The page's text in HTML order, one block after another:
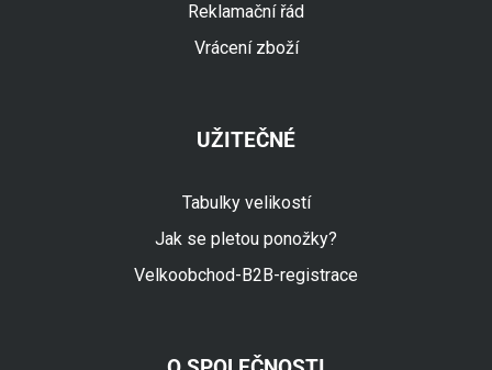
Reklamační řád
Vrácení zboží
UŽITEČNÉ
Tabulky velikostí
Jak se pletou ponožky?
Velkoobchod-B2B-registrace